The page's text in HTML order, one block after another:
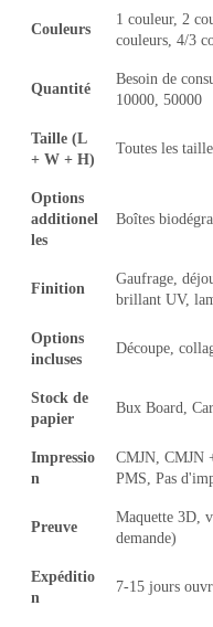
Couleurs
1 couleur, 2
couleurs, 4/3
Quantité
Besoin de
10000, 50000
Taille (L
+ W + H)
Toutes les
Options
additionel
les
Boîtes
Finition
Gaufrage,
brillant UV,
Options
incluses
Découpe,
Stock de
papier
Bux Board,
Impressio
n
CMJN, CMJN
PMS, Pas
Preuve
Maquette 3D,
demande)
Expéditio
n
7-15 jours